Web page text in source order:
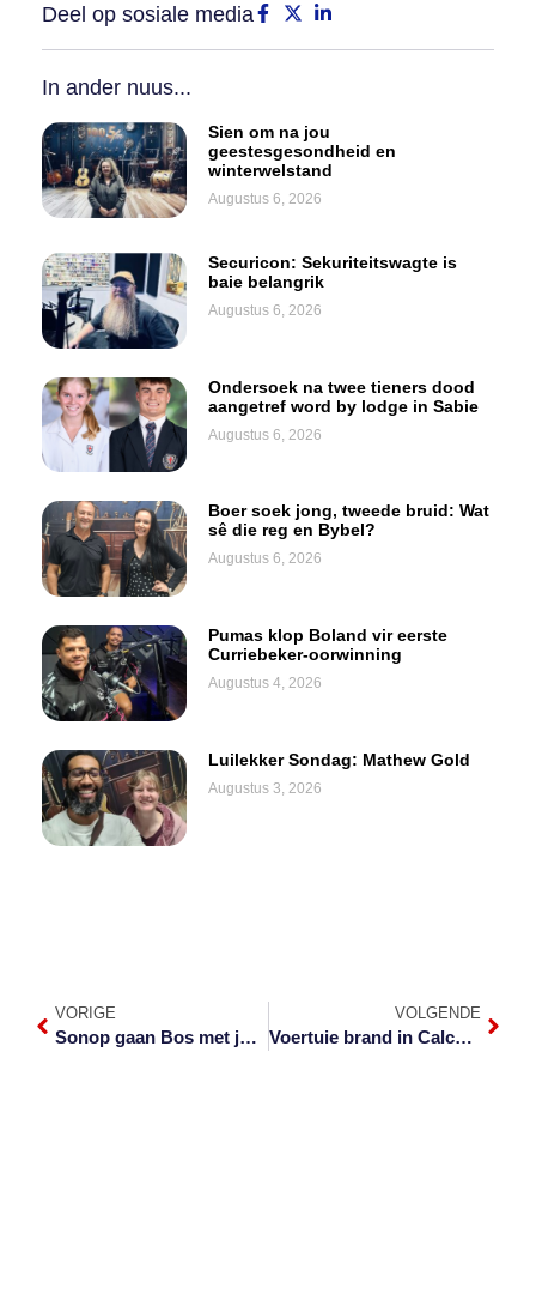
Deel op sosiale media
In ander nuus...
Sien om na jou
geestesgesondheid en
winterwelstand
Augustus 6, 2026
Securicon: Sekuriteitswagte is
baie belangrik
Augustus 6, 2026
Ondersoek na twee tieners dood
aangetref word by lodge in Sabie
Augustus 6, 2026
Boer soek jong, tweede bruid: Wat
sê die reg en Bybel?
Augustus 6, 2026
Pumas klop Boland vir eerste
Curriebeker-oorwinning
Augustus 4, 2026
Luilekker Sondag: Mathew Gold
Augustus 3, 2026
VORIGE
Sonop gaan Bos met junior Ereveldwagters
VOLGENDE
Voertuie brand in Calcutta